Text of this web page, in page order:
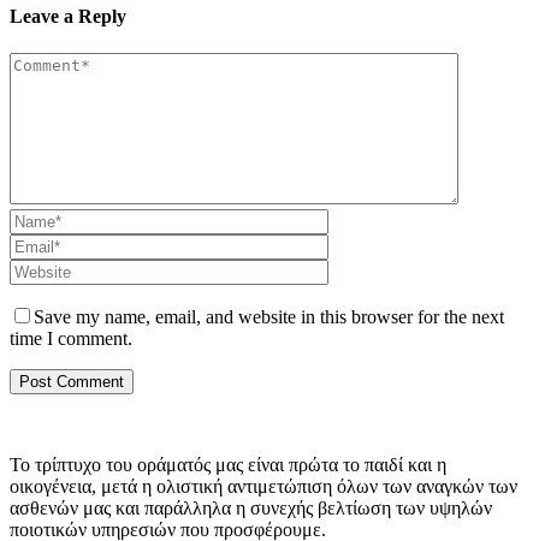
Leave a Reply
Save my name, email, and website in this browser for the next
time I comment.
Το τρίπτυχο του οράματός μας είναι πρώτα το παιδί και η
οικογένεια, μετά η ολιστική αντιμετώπιση όλων των αναγκών των
ασθενών μας και παράλληλα η συνεχής βελτίωση των υψηλών
ποιοτικών υπηρεσιών που προσφέρουμε.